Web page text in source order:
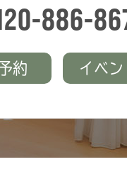
886-
約 イベ